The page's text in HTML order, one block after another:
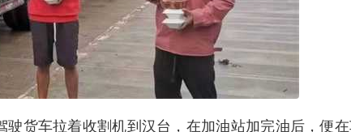
驶货车拉着收割机到汉台，在加油站加完油后，便